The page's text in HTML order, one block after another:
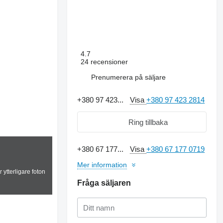
ytterligare foton
4.7
24 recensioner
Prenumerera på säljare
+380 97 423... Visa+380 97 423 2814
Ring tillbaka
+380 67 177... Visa+380 67 177 0719
Mer information
Fråga säljaren